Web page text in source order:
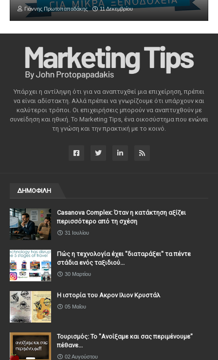
Γιάννης Πρωτοπαπαδάκης 11 Δεκεμβρίου
Υπάρχει η αντίληψη ότι για να αναπτυχθεί μια επιχείρηση, πρέπει
να είναι αδίστακτη. Αλλά πρέπει να γνωρίζουμε ότι υπάρχουν και
καλύτεροι τρόποι. Οι επιχειρήσεις μπορούν να αναπτυχθούν με
συνείδηση ​​και ηθική. Το Marketing Tips, ένα οικοσύστημα που ενώνει
τη γνώση και την πρακτική με το κοινό.
ΔΗΜΟΦΙΛΗ
Casanova Complex: Όταν η κατάκτηση αξίζει
περισσότερο από τη σχέση
31 Ιουλίου
Πώς η τεχνολογία έχει ''διαταράξει'' τα πέντε
στάδια ενός ταξιδιού...
30 Μαρτίου
Η ιστορία του Ακρον Ιλιον Κρυστάλ
05 Μαΐου
Τουρισμός: Το "Ανοίξαμε και σας περιμένουμε"
πέθανε...
02 Αυγούστου